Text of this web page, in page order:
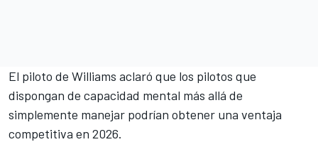
El piloto de Williams aclaró que los pilotos que
dispongan de capacidad mental más allá de
simplemente manejar podrían obtener una ventaja
competitiva en 2026.